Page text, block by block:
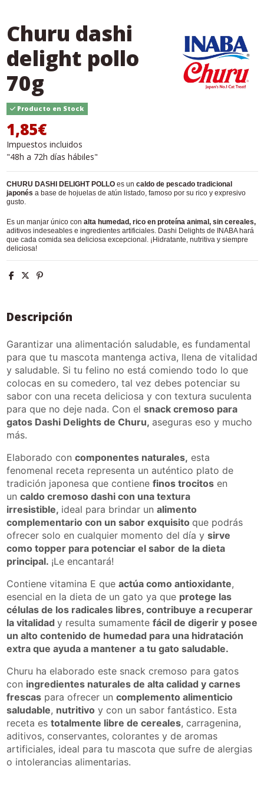
Churu dashi
delight pollo
70g
Producto en Stock
1,85€
Impuestos incluidos
"48h a 72h días hábiles"
CHURU DASHI DELIGHT POLLOes un caldo de pescado tradicional
japonés a base de hojuelas de atún listado, famoso por su rico y expresivo
gusto.
Es un manjar único con alta humedad, rico en proteína animal, sin cereales,
aditivos indeseables e ingredientes artificiales. Dashi Delights de INABA hará
que cada comida sea deliciosa excepcional. ¡Hidratante, nutritiva y siempre
deliciosa!
Descripción
Garantizar una alimentación saludable, es fundamental
para que tu mascota mantenga activa, llena de vitalidad
y saludable. Si tu felino no está comiendo todo lo que
colocas en su comedero, tal vez debes potenciar su
sabor con una receta deliciosa y con textura suculenta
para que no deje nada. Con el snack cremoso para
gatos Dashi Delights de Churu, aseguras eso y mucho
más.
Elaborado con componentes naturales, esta
fenomenal receta representa un auténtico plato de
tradición japonesa que contiene finos trocitosen
un caldo cremoso dashi con una textura
irresistible, ideal para brindar un alimento
complementario con un sabor exquisito que podrás
ofrecer solo en cualquier momento del día y sirve
como topper para potenciar el sabor de la dieta
principal. ¡Le encantará!
Contiene vitamina E que actúa como antioxidante,
esencial en la dieta de un gato ya que protege las
células de los radicales libres, contribuye a recuperar
la vitalidad y resulta sumamente fácil de digerir y posee
un alto contenido de humedad para una hidratación
extra que ayuda a mantener a tu gato saludable.
Churu ha elaborado este snack cremoso para gatos
con ingredientes naturales de alta calidad y carnes
frescaspara ofrecer un complemento alimenticio
saludable, nutritivoy con un sabor fantástico. Esta
receta es totalmente libre de cereales, carragenina,
aditivos, conservantes, colorantes y de aromas
artificiales, ideal para tu mascota que sufre de alergias
o intolerancias alimentarias.